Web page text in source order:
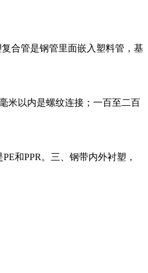
合管是钢管里面嵌入塑料管，基
米以内是螺纹连接；一百至二百
和PPR。三、钢带内外衬塑，